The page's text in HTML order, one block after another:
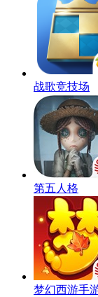
战歌竞技场
第五人格
梦幻西游手